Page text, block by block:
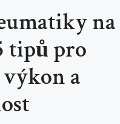
na
tipů pro
a